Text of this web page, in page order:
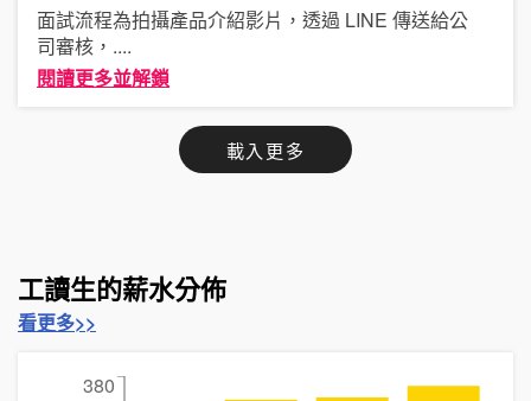
面試流程為拍攝產品介紹影片，透過 LINE 傳送給公
司審核， ....
閱讀更多並解鎖
載入更多
工讀生的薪水分佈
看更多>>
380